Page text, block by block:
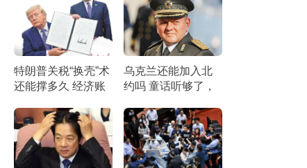
特朗普关税“换壳”术
还能撑多久 经济账
讼
乌克兰还能加入北
约吗 童话听够了，